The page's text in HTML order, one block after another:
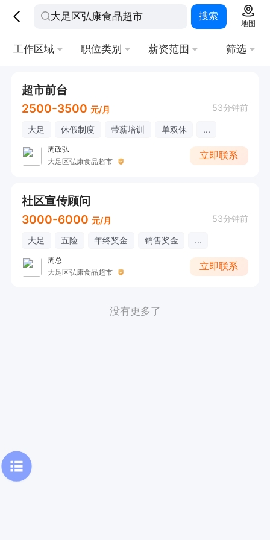
搜索
地图
工作区域 职位类别 薪资范围 筛选
超市前台
2500-3500 元/月 53分钟前
大足 休假制度 带薪培训 单双休 ...
周政弘
大足区弘康食品超市
立即联系
社区宣传顾问
3000-6000 元/月 53分钟前
大足 五险 年终奖金 销售奖金 ...
周总
大足区弘康食品超市
立即联系
没有更多了